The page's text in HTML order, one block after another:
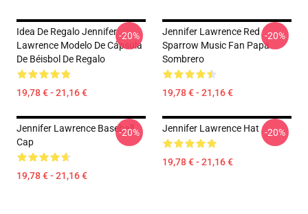
Idea De Regalo Jennifer
Lawrence Modelo De Cápsula
De Béisbol De Regalo
19,78 € - 21,16 €
-20%
Jennifer Lawrence Red
Sparrow Music Fan Papá
Sombrero
19,78 € - 21,16 €
-20%
Jennifer Lawrence Baseball
Cap
19,78 € - 21,16 €
-20% Jennifer Lawrence Hat
19,78 € - 21,16 €
-20%